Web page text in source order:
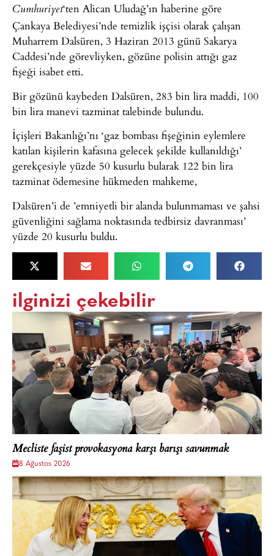
Cumhuriyet‘ten Alican Uludağ’ın haberine göre
Çankaya Belediyesi’nde temizlik işçisi olarak çalışan
Muharrem Dalsüren, 3 Haziran 2013 günü Sakarya
Caddesi’nde görevliyken, gözüne polisin attığı gaz
fişeği isabet etti.
Bir gözünü kaybeden Dalsüren, 283 bin lira maddi, 100
bin lira manevi tazminat talebinde bulundu.
İçişleri Bakanlığı’nı ‘gaz bombası fişeğinin eylemlere
katılan kişilerin kafasına gelecek şekilde kullanıldığı’
gerekçesiyle yüzde 50 kusurlu bularak 122 bin lira
tazminat ödemesine hükmeden mahkeme,
Dalsüren’i de ’emniyetli bir alanda bulunmaması ve şahsi
güvenliğini sağlama noktasında tedbirsiz davranması’
yüzde 20 kusurlu buldu.
ilginizi çekebilir
Mecliste faşist provokasyona karşı barışı savunmak
8 Ağustos 2026